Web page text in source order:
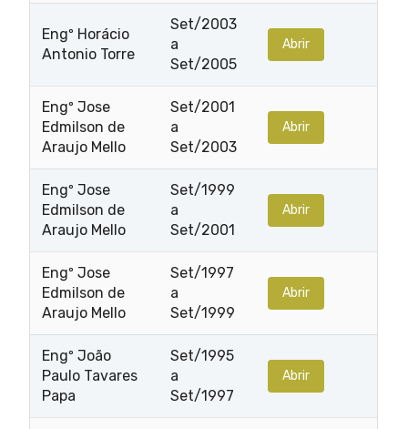
Engº Horácio
Antonio Torre
Set/2003
a
Set/2005
Abrir
Engº Jose
Edmilson de
Araujo Mello
Set/2001
a
Set/2003
Abrir
Engº Jose
Edmilson de
Araujo Mello
Set/1999
a
Set/2001
Abrir
Engº Jose
Edmilson de
Araujo Mello
Set/1997
a
Set/1999
Abrir
Engº João
Paulo Tavares
Papa
Set/1995
a
Set/1997
Abrir